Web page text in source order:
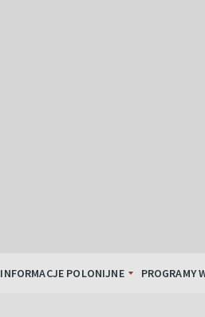
INFORMACJE POLONIJNE PROGRAMY